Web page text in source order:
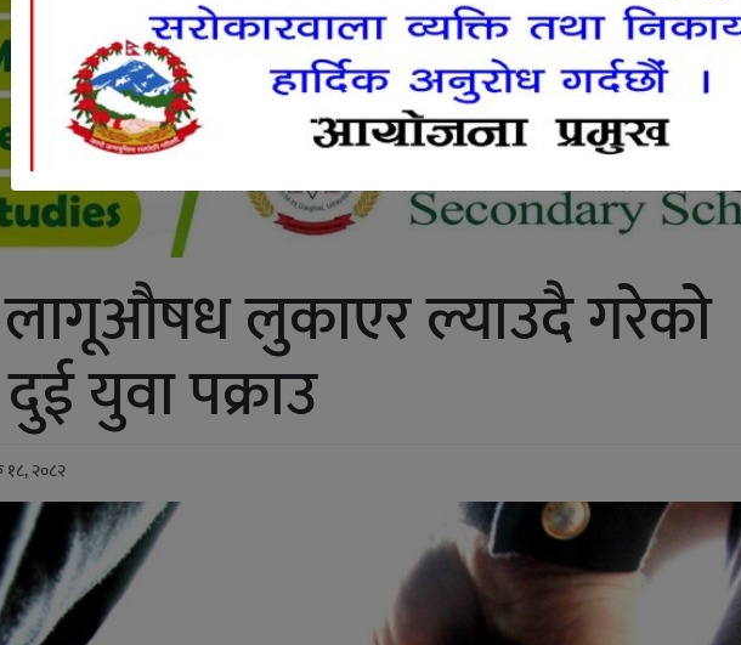
लागूऔषध लुकाएर ल्याउदै गरेको
युवा पक्राउ
१८, २०८२